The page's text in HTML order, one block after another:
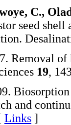
C.,
seed
Removal of
19,
and
Links ]